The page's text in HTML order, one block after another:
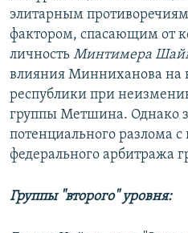
элитарным
фактором, спасающим от
личность Минтимера
влияния Минниханова на
республики при
группы Метшина. Однако
потенциального разлома
федерального арбитража
Группы "второго" уровня: